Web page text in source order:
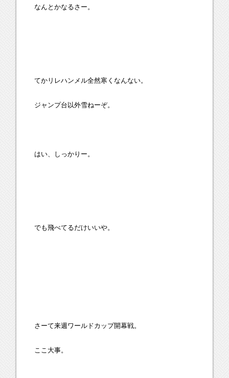
なんとかなるさー。
てかリレハンメル全然寒くなんない。
ジャンプ台以外雪ねーぞ。
はい、しっかりー。
でも飛べてるだけいいや。
さーて来週ワールドカップ開幕戦。
ここ大事。